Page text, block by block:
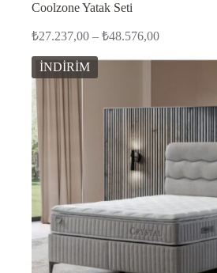
Coolzone Yatak Seti
₺27.237,00 – ₺48.576,00Fiyat
₺27.237,00
İNDİRİM